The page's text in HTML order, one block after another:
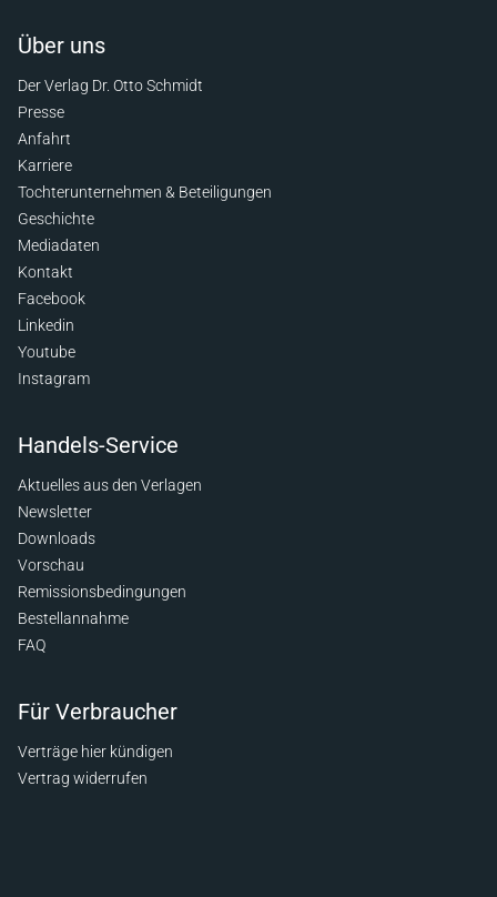
Über uns
Der Verlag Dr. Otto Schmidt
Presse
Anfahrt
Karriere
Tochterunternehmen & Beteiligungen
Geschichte
Mediadaten
Kontakt
Facebook
Linkedin
Youtube
Instagram
Handels-Service
Aktuelles aus den Verlagen
Newsletter
Downloads
Vorschau
Remissionsbedingungen
Bestellannahme
FAQ
Für Verbraucher
Verträge hier kündigen
Vertrag widerrufen